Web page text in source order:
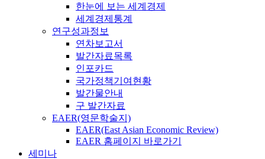
한눈에 보는 세계경제
세계경제통계
연구성과정보
연차보고서
발간자료목록
인포카드
국가정책기여현황
발간물안내
구 발간자료
EAER(영문학술지)
EAER(East Asian Economic Review)
EAER 홈페이지 바로가기
세미나